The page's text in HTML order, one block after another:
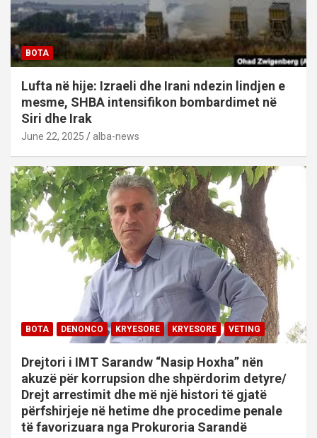
BOTA
Lufta në hije: Izraeli dhe Irani ndezin lindjen e
mesme, SHBA intensifikon bombardimet në
Siri dhe Irak
June 22, 2025 alba-news
BOTA DENONCO KRYESORE KRYESORE VETING
Drejtori i IMT Sarandw “Nasip Hoxha” nën
akuzë për korrupsion dhe shpërdorim detyre/
Drejt arrestimit dhe më një histori të gjatë
përfshirjeje në hetime dhe procedime penale
të favorizuara nga Prokuroria Sarandë